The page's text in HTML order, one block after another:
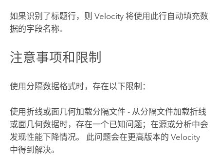
如果识别了标题行，则 Velocity将使用此行自动填充数
据的字段名称。
注意事项和限制
使用分隔数据格式时，存在以下限制：
使用折线或面几何加载分隔文件 - 从分隔文件加载折线
或面几何数据时，存在一个已知问题；在源或分析中会
发现性能下降情况。 此问题会在更高版本的 Velocity
中得到解决。